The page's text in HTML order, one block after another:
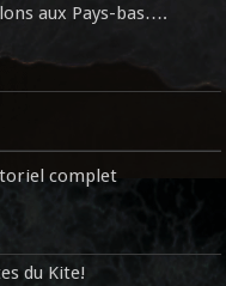
aux Pays-bas….
complet
du Kite!